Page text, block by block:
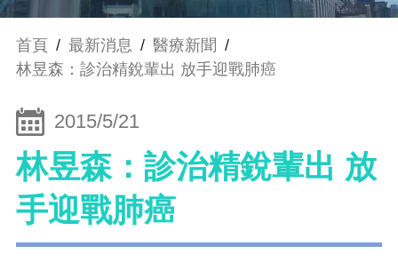
首頁 / 最新消息 / 醫療新聞 /
林昱森：診治精銳輩出 放手迎戰肺癌
2015/5/21
林昱森：診治精銳輩出 放
手迎戰肺癌